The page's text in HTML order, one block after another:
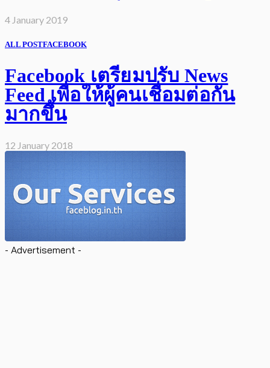
4 January 2019
ALL POSTFACEBOOK
Facebook เตรียมปรับ News
Feed เพื่อให้ผู้คนเชื่อมต่อกัน
มากขึ้น
12 January 2018
- Advertisement -